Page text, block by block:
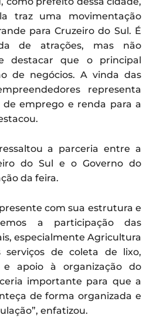
traz uma movimentação
para Cruzeiro do Sul. É
de atrações, mas não
destacar que o principal
de negócios. A vinda das
representa
emprego e renda para a
a parceria entre a
do Sul e o Governo do
da feira.
com sua estrutura e
a participação das
especialmente Agricultura
serviços de coleta de lixo,
e apoio à organização do
importante para que a
de forma organizada e
enfatizou.